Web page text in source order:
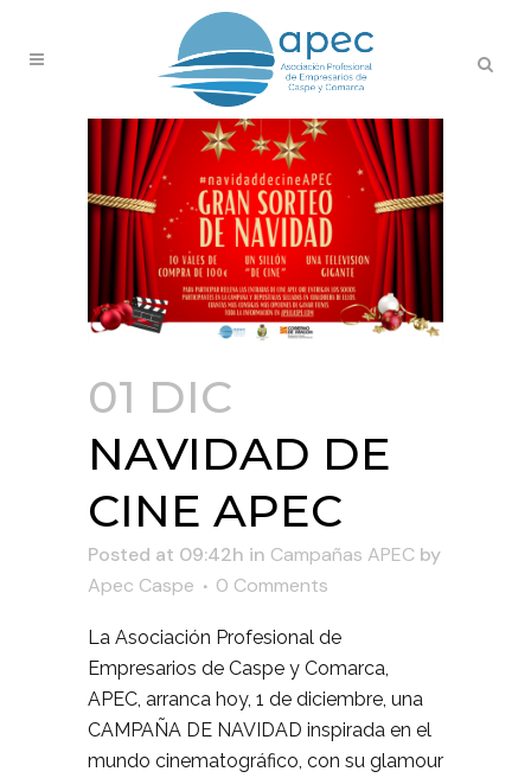
01 DIC
NAVIDAD DE
CINE APEC
Posted at 09:42h in Campañas APEC by
Apec Caspe
0 Comments
La Asociación Profesional de
Empresarios de Caspe y Comarca,
APEC, arranca hoy, 1 de diciembre, una
CAMPAÑA DE NAVIDAD inspirada en el
mundo cinematográfico, con su glamour